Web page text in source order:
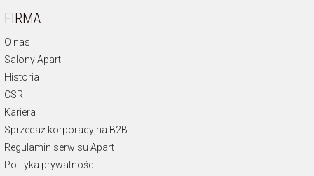
FIRMA
O nas
Salony Apart
Historia
CSR
Kariera
Sprzedaż korporacyjna B2B
Regulamin serwisu Apart
Polityka prywatności